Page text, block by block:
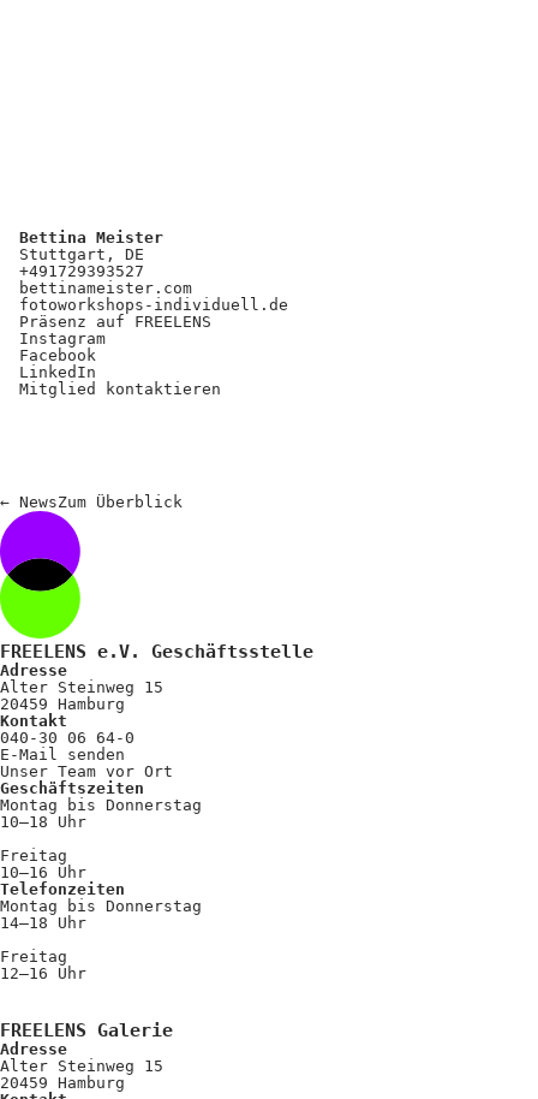
Bettina Meister
Stuttgart, DE
+491729393527
bettinameister.com
fotoworkshops-individuell.de
Präsenz auf FREELENS
Instagram
Facebook
LinkedIn
Mitglied kontaktieren
← NewsZum Überblick
FREELENS e.V. Geschäftsstelle
Adresse
Alter Steinweg 15
20459 Hamburg
Kontakt
040-30 06 64-0
E-Mail senden
Unser Team vor Ort
Geschäftszeiten
Montag bis Donnerstag
10–18 Uhr
Freitag
10–16 Uhr
Telefonzeiten
Montag bis Donnerstag
14–18 Uhr
Freitag
12–16 Uhr
FREELENS Galerie
Adresse
Alter Steinweg 15
20459 Hamburg